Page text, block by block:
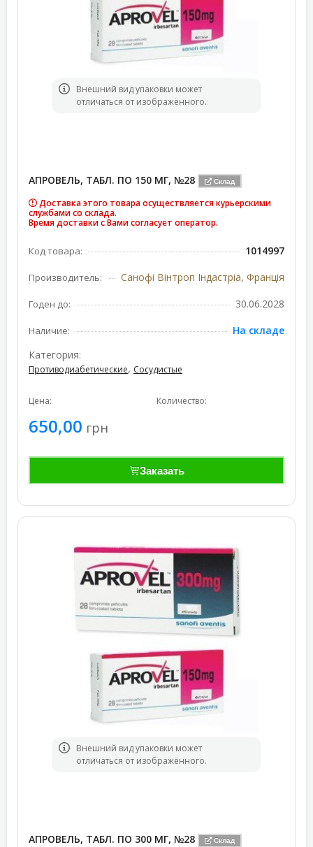
Bнешний вид упаковки может
отличаться от изображённого.
АПРОВЕЛЬ, ТАБЛ. ПО 150 МГ, №28 Склад
Доставка этого товара осуществляется курьерскими
службами со склада.
Время доставки с Вами согласует оператор.
Код товара: 1014997
Производитель: Санофі Вінтроп Індастріа, Франція
Годен до: 30.06.2028
Наличие:
На складе
Категория:
Противодиабетические, Сосудистые
Цена:
650,00 грн
Количество:
Заказать
Bнешний вид упаковки может
отличаться от изображённого.
АПРОВЕЛЬ, ТАБЛ. ПО 300 МГ, №28 Склад